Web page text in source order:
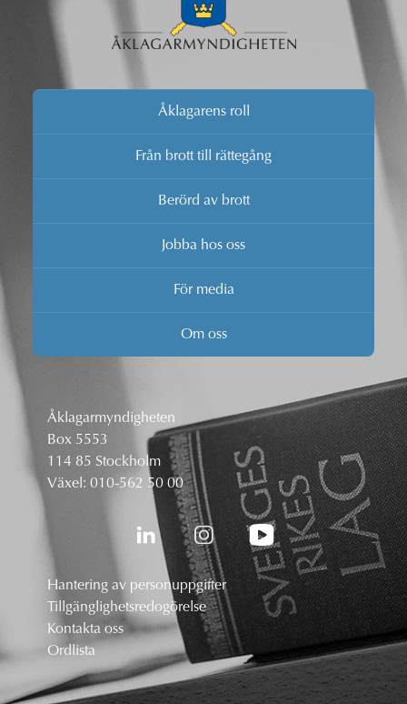
Åklagarens roll
Från brott till rättegång
Berörd av brott
Jobba hos oss
För media
Om oss
Åklagarmyndigheten
Box 5553
114 85 Stockholm
Växel: 010-562 50 00
Hantering av personuppgifter
Tillgänglighetsredogörelse
Kontakta oss
Ordlista